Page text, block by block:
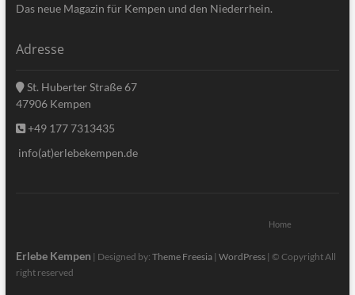
Das neue Magazin für Kempen und den Niederrhein.
Adresse
St. Huberter Straße 67
47906 Kempen
+49 177 7313435
info(at)erlebekempen.de
Home
Erlebe Kempen | Designed by: Theme Freesia| WordPress| © Copyright All
right reserved